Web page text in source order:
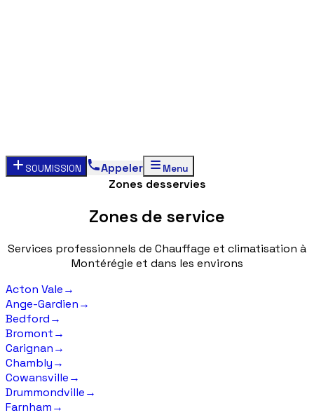
SOUMISSION Appeler Menu
Zones desservies
Zones de service
Services professionnels de Chauffage et climatisation à
Montérégie et dans les environs
Acton Vale→
Ange-Gardien→
Bedford→
Bromont→
Carignan→
Chambly→
Cowansville→
Drummondville→
Farnham→